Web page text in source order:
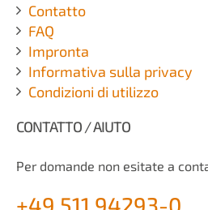
Contatto
FAQ
Impronta
Informativa sulla privacy
Condizioni di utilizzo
CONTATTO / AIUTO
Per domande non esitate a
+49 511 94293-0